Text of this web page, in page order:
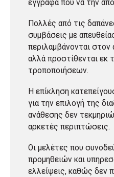
έγγραφα που να την
Πολλές από τις
συμβάσεις με
περιλαμβάνονται στον
αλλά προστίθενται
τροποποιήσεων.
Η επίκληση
για την επιλογή της
ανάθεσης δεν
αρκετές περιπτώσεις.
Οι μελέτες που
προμηθειών και
ελλείψεις, καθώς δεν